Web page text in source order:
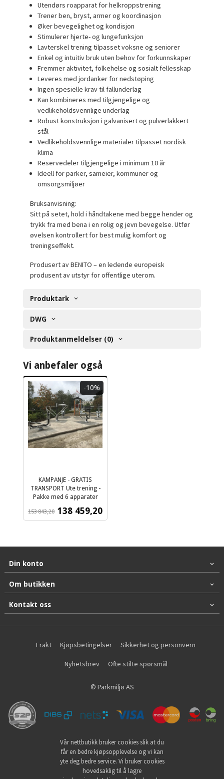
Utendørs roapparat for helkroppstrening
Trener ben, bryst, armer og koordinasjon
Øker bevegelighet og kondisjon
Stimulerer hjerte- og lungefunksjon
Lavterskel trening tilpasset voksne og seniorer
Enkel og intuitiv bruk uten behov for forkunnskaper
Fremmer aktivitet, folkehelse og sosialt fellesskap
Leveres med jordanker for nedstøping
Ingen spesielle krav til fallunderlag
Kan kombineres med tilgjengelige og
vedlikeholdsvennlige underlag
Robust konstruksjon i galvanisert og pulverlakkert
stål
Vedlikeholdsvennlige materialer tilpasset nordisk
klima
Reservedeler tilgjengelige i minimum 10 år
Ideell for parker, sameier, kommuner og
omsorgsmiljøer
Bruksanvisning:
Sitt på setet, hold i håndtakene med begge hender og
trykk fra med bena i en rolig og jevn bevegelse. Utfør
øvelsen kontrollert for best mulig komfort og
treningseffekt.
Produsert av BENITO – en ledende europeisk
produsent av utstyr for offentlige uterom.
Produktark
DWG
Produktanmeldelser (0)
Vi anbefaler også
KAMPANJE - GRATIS
TRANSPORT Ute trening -
Pakke med 6 apparater
Tilbud
138 459,20
153 843,20
-10%
mva.
Din konto
Om butikken
Kontakt oss
Frakt Kjøpsbetingelser Sikkerhet og personvern
Nyhetsbrev Ofte stilte spørsmål
© Parkmiljø AS
Vår nettbutikk bruker cookies slik at du
får en bedre kjøpsopplevelse og vi kan
yte deg bedre service. Vi bruker cookies
hovedsaklig til å lagre